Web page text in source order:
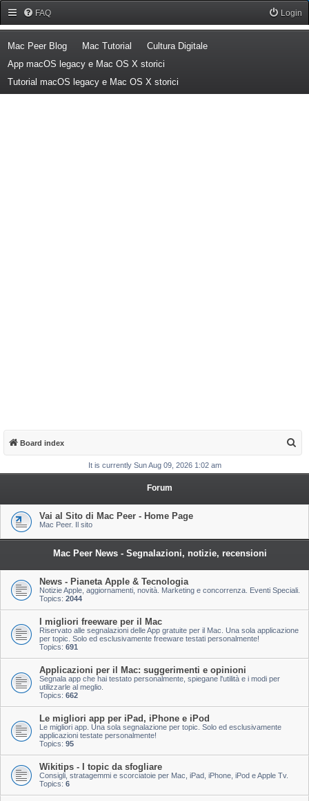
FAQ Login
Mac Peer Blog(Opens a new tab)
Mac Tutorial (Opens a new tab)
Cultura Digitale(Opens a new tab)
App macOS legacy e Mac OS X storici
Tutorial macOS legacy e Mac OS X storici
Board index
a
It is currently Sun Aug 09, 2026 1:02 am
Forum
Vai al Sito di Mac Peer - Home Page
Mac Peer. Il sito
Mac Peer News - Segnalazioni, notizie, recensioni
News - Pianeta Apple & Tecnologia
Notizie Apple, aggiornamenti, novità. Marketing e concorrenza. Eventi Speciali.
Topics: 2044
I migliori freeware per il Mac
Riservato alle segnalazioni delle App gratuite per il Mac. Una sola applicazione
per topic. Solo ed esclusivamente freeware testati personalmente!
Topics: 691
Applicazioni per il Mac: suggerimenti e opinioni
Segnala app che hai testato personalmente, spiegane l'utilità e i modi per
utilizzarle al meglio.
Topics: 662
Le migliori app per iPad, iPhone e iPod
Le migliori app. Una sola segnalazione per topic. Solo ed esclusivamente
applicazioni testate personalmente!
Topics: 95
Wikitips - I topic da sfogliare
Consigli, stratagemmi e scorciatoie per Mac, iPad, iPhone, iPod e Apple Tv.
Topics: 6